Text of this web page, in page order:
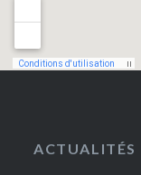
ACTUALITÉS